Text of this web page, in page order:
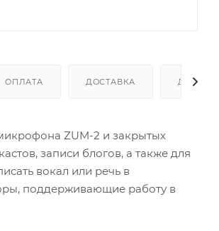
ОПЛАТА ДОСТАВКА
ZUM-2 и закрытых
записи блогов, а также для
вокал или речь в
поддерживающие работу в